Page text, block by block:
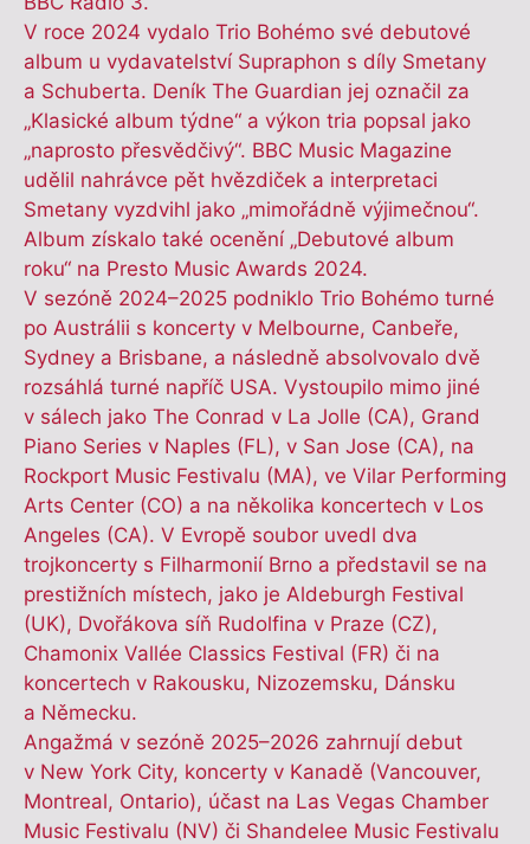
V roce 2024 vydalo Trio Bohémo své debutové
album u vydavatelství Supraphon s díly Smetany
a Schuberta. Deník The Guardian jej označil za
„Klasické album týdne“ a výkon tria popsal jako
„naprosto přesvědčivý“. BBC Music Magazine
udělil nahrávce pět hvězdiček a interpretaci
Smetany vyzdvihl jako „mimořádně výjimečnou“.
Album získalo také ocenění „Debutové album
roku“ na Presto Music Awards 2024.
V sezóně 2024–2025 podniklo Trio Bohémo turné
po Austrálii s koncerty v Melbourne, Canbeře,
Sydney a Brisbane, a následně absolvovalo dvě
rozsáhlá turné napříč USA. Vystoupilo mimo jiné
v sálech jako The Conrad v La Jolle (CA), Grand
Piano Series v Naples (FL), v San Jose (CA), na
Rockport Music Festivalu (MA), ve Vilar Performing
Arts Center (CO) a na několika koncertech v Los
Angeles (CA). V Evropě soubor uvedl dva
trojkoncerty s Filharmonií Brno a představil se na
prestižních místech, jako je Aldeburgh Festival
(UK), Dvořákova síň Rudolfina v Praze (CZ),
Chamonix Vallée Classics Festival (FR) či na
koncertech v Rakousku, Nizozemsku, Dánsku
a Německu.
Angažmá v sezóně 2025–2026 zahrnují debut
v New York City, koncerty v Kanadě (Vancouver,
Montreal, Ontario), účast na Las Vegas Chamber
Music Festivalu (NV) či Shandelee Music Festivalu